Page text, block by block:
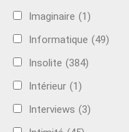
Imaginaire (1)
Informatique (49)
Insolite (384)
Intérieur (1)
Interviews (3)